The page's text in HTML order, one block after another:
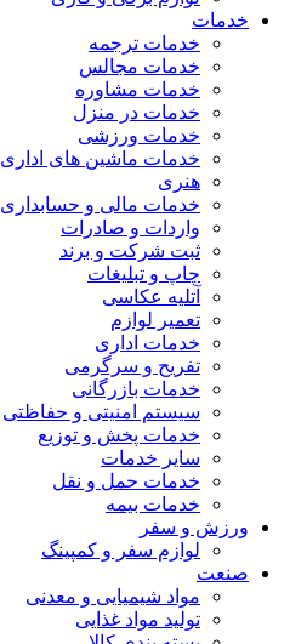
خدمات
خدمات ترجمه
خدمات مجالس
خدمات مشاوره
خدمات در منزل
خدمات ورزشی
خدمات ماشین های اداری
هنری
خدمات مالی و حسابداری
واردات و صادرات
ثبت شرکت و برند
چاپ و تبلیغات
آتلیه عکاسی
تعمیر لوازم
خدمات اداری
تفریح و سرگرمی
خدمات بازرگانی
سیستم امنیتی و حفاظتی
خدمات پخش و توزیع
سایر خدمات
خدمات حمل و نقل
خدمات بیمه
ورزش و سفر
لوازم سفر و کمپینگ
صنعت
مواد شیمیایی و معدنی
تولید مواد غذایی